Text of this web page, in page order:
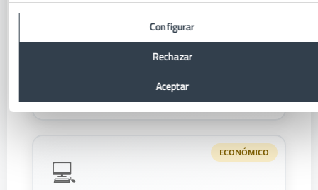
Gemini 2.5 Flash-Lite
Muy buena puerta de entrada con free tier útil y
ECONÓMICO
💻
Configurar
Rechazar
Aceptar